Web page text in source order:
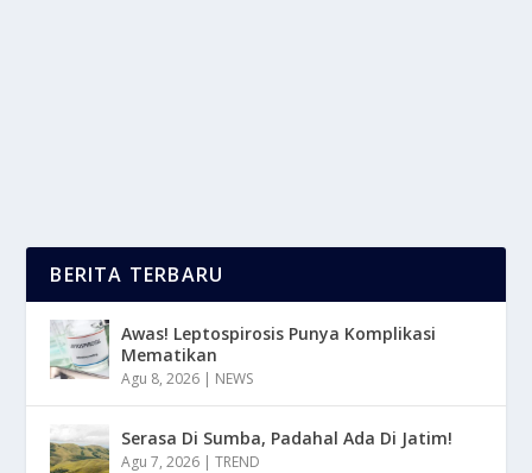
BERITA TERBARU
Awas! Leptospirosis Punya Komplikasi
Mematikan
Agu 8, 2026 | NEWS
Serasa Di Sumba, Padahal Ada Di Jatim!
Agu 7, 2026 |TREND